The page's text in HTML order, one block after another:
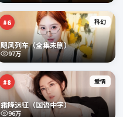
#6 科幻
飓风列车（全集未删）
97万
#8 爱情
霜降远征（国语中字）
96万